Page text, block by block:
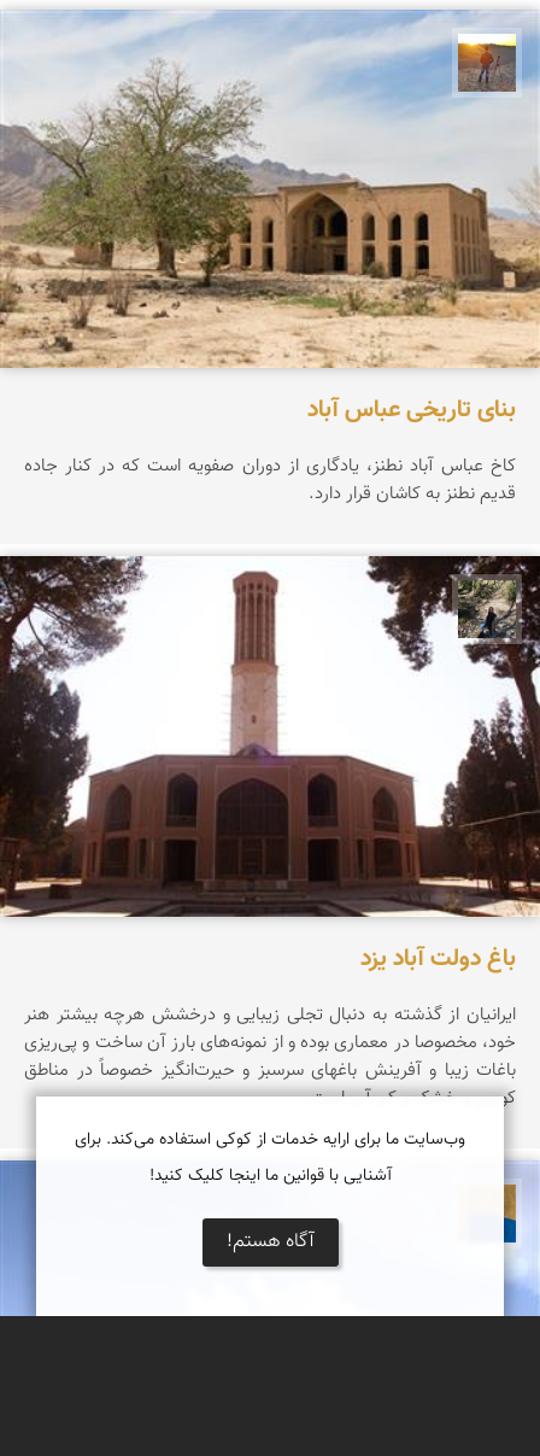
مهدی مخلصیان
بنای تاریخی عباس آباد
کاخ عباس آباد نطنز، یادگاری از دوران صفویه است که در کنار جاده
قدیم نطنز به کاشان قرار دارد.
مونا سلطانی
باغ دولت آباد یزد
ایرانیان از گذشته به دنبال تجلی زیبایی و درخشش هرچه بیشتر هنر
خود، مخصوصا در معماری بوده و از نمونه‌های بارز آن ساخت و پی‌ریزی
باغات زیبا و آفرینش باغهای سرسبز و حیرت‌انگیز خصوصاً در مناطق
کویری و خشک و کم آب است.
وب‌سایت ما برای ارایه خدمات از کوکی استفاده می‌کند. برای
آشنایی با قوانین ما اینجا کلیک کنید!
آگاه هستم!